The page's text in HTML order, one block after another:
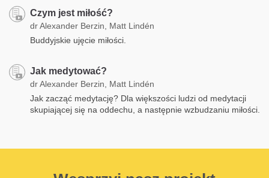
Czym jest miłość?
dr Alexander Berzin, Matt Lindén
Buddyjskie ujęcie miłości.
Jak medytować?
dr Alexander Berzin, Matt Lindén
Jak zacząć medytację? Dla większości ludzi od medytacji
skupiającej się na oddechu, a następnie wzbudzaniu miłości.